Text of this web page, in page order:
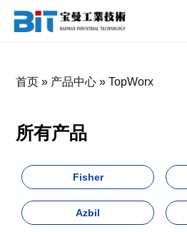
首页 » 产品中心 »TopWorx
所有产品
Fisher
Azbil